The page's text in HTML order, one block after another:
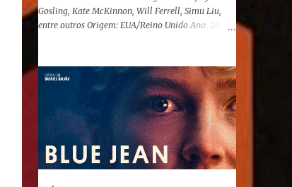
Gosling, Kate McKinnon, Will Ferrell, Simu Liu,
entre outros Origem: EUA/Reino Unido Ano: 2023
Barbie , o aguardado live-action da boneca mais
famosa do mundo, enfim, chegou aos cinemas. Em
meio a toda divulgação e o hype em torno de seu
lançamento, posso afirmar que o longa, dirigido
por Greta Gerwig ( Adoráveis Mulheres ) prometeu
tudo e entregou mais ainda, se provando o filme
do ano até aqui. Repleto de criatividade, humor e
sem medo de não se levar a sério, a produção